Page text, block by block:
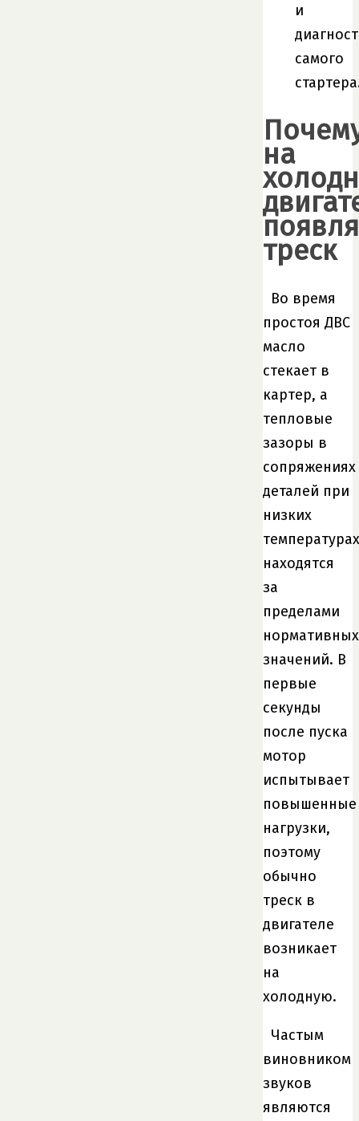
и
самого
на
треск
Во время
простоя ДВС
масло
стекает в
картер, а
тепловые
зазоры в
сопряжениях
деталей при
низких
температурах
находятся
за
пределами
нормативных
значений. В
первые
секунды
после пуска
мотор
испытывает
повышенные
нагрузки,
поэтому
обычно
треск в
двигателе
возникает
на
холодную.
Частым
виновником
звуков
являются